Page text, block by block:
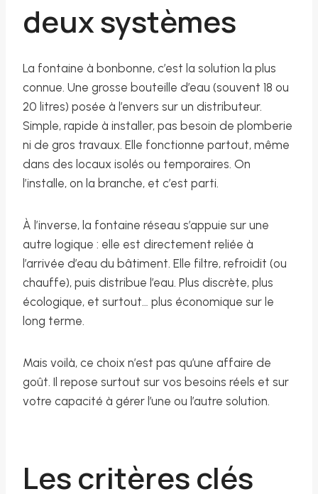
deux systèmes
La fontaine à bonbonne, c’est la solution la plus
connue. Une grosse bouteille d’eau (souvent 18 ou
20 litres) posée à l’envers sur un distributeur.
Simple, rapide à installer, pas besoin de plomberie
ni de gros travaux. Elle fonctionne partout, même
dans des locaux isolés ou temporaires. On
l’installe, on la branche, et c’est parti.
À l’inverse, la fontaine réseau s’appuie sur une
autre logique : elle est directement reliée à
l’arrivée d’eau du bâtiment. Elle filtre, refroidit (ou
chauffe), puis distribue l’eau. Plus discrète, plus
écologique, et surtout… plus économique sur le
long terme.
Mais voilà, ce choix n’est pas qu’une affaire de
goût. Il repose surtout sur vos besoins réels et sur
votre capacité à gérer l’une ou l’autre solution.
Les critères clés